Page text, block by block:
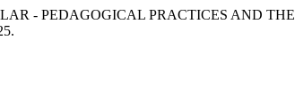
- PEDAGOGICAL PRACTICES AND